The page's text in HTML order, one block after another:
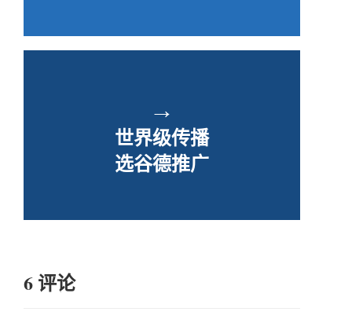
→
世界级传播
选谷德推广
6 评论